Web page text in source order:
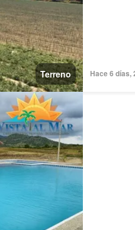
Terreno Hace 6 días,